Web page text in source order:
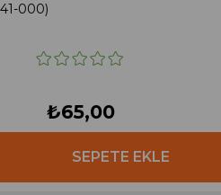
000)
₺65,00